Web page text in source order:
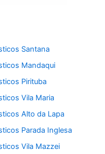
Santana
Mandaqui
Pirituba
Vila Maria
Alto da Lapa
Parada Inglesa
Vila Mazzei